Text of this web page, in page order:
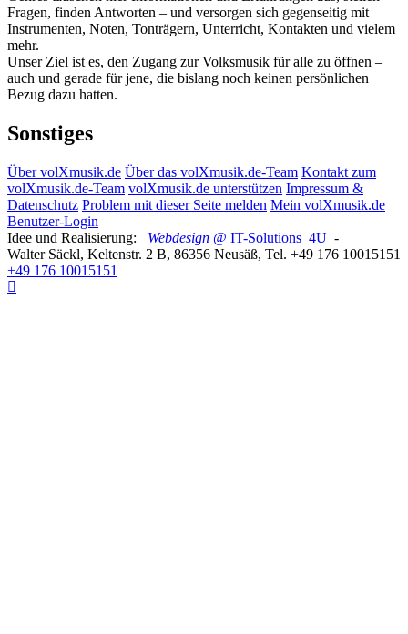
Fragen, finden Antworten – und versorgen sich gegenseitig mit
Instrumenten, Noten, Tonträgern, Unterricht, Kontakten und vielem
mehr.
Unser Ziel ist es, den Zugang zur Volksmusik für alle zu öffnen –
auch und gerade für jene, die bislang noch keinen persönlichen
Bezug dazu hatten.
Sonstiges
Über volXmusik.de Über das volXmusik.de-Team Kontakt zum
volXmusik.de-Team volXmusik.de unterstützen Impressum &
Datenschutz Problem mit dieser Seite melden Mein volXmusik.de
Benutzer-Login
Idee und Realisierung:
Webdesign @ IT-Solutions 4U -
Walter Säckl, Keltenstr. 2 B, 86356 Neusäß, Tel. +49 176 10015151
+49 176 10015151